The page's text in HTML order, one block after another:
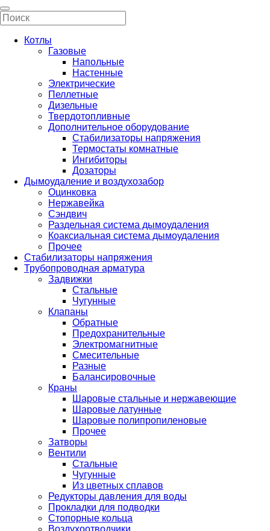
Котлы
Газовые
Напольные
Настенные
Электрические
Пеллетные
Дизельные
Твердотопливные
Дополнительное оборудование
Стабилизаторы напряжения
Термостаты комнатные
Ингибиторы
Дозаторы
Дымоудаление и воздухозабор
Оцинковка
Нержавейка
Сэндвич
Раздельная система дымоудаления
Коаксиальная система дымоудаления
Прочее
Стабилизаторы напряжения
Трубопроводная арматура
Задвижки
Стальные
Чугунные
Клапаны
Обратные
Предохранительные
Электромагнитные
Смесительные
Разные
Балансировочные
Краны
Шаровые стальные и нержавеющие
Шаровые латунные
Шаровые полипропиленовые
Прочее
Затворы
Вентили
Стальные
Чугунные
Из цветных сплавов
Редукторы давления для воды
Прокладки для подводки
Стопорные кольца
Воздухоотводчики